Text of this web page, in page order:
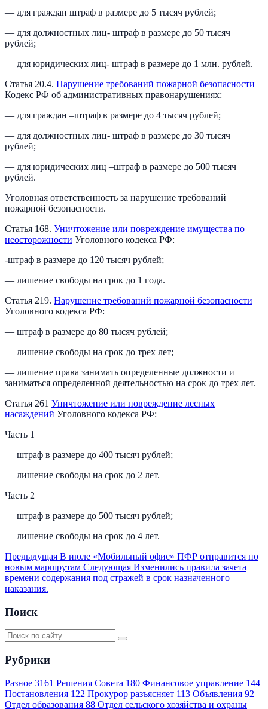
— для граждан штраф в размере до 5 тысяч рублей;
— для должностных лиц- штраф в размере до 50 тысяч
рублей;
— для юридических лиц- штраф в размере до 1 млн. рублей.
Статья 20.4. Нарушение требований пожарной безопасности
Кодекс РФ об административных правонарушениях:
— для граждан –штраф в размере до 4 тысяч рублей;
— для должностных лиц- штраф в размере до 30 тысяч
рублей;
— для юридических лиц –штраф в размере до 500 тысяч
рублей.
Уголовная ответственность за нарушение требований
пожарной безопасности.
Статья 168. Уничтожение или повреждение имущества по
неосторожности Уголовного кодекса РФ:
-штраф в размере до 120 тысяч рублей;
— лишение свободы на срок до 1 года.
Статья 219. Нарушение требований пожарной безопасности
Уголовного кодекса РФ:
— штраф в размере до 80 тысяч рублей;
— лишение свободы на срок до трех лет;
— лишение права занимать определенные должности и
заниматься определенной деятельностью на срок до трех лет.
Статья 261 Уничтожение или повреждение лесных
насаждений Уголовного кодекса РФ:
Часть 1
— штраф в размере до 400 тысяч рублей;
— лишение свободы на срок до 2 лет.
Часть 2
— штраф в размере до 500 тысяч рублей;
— лишение свободы на срок до 4 лет.
Предыдущая В июле «Мобильный офис» ПФР отправится по
новым маршрутам Следующая Изменились правила зачета
времени содержания под стражей в срок назначенного
наказания.
Поиск
Рубрики
Разное 3161 Решения Совета 180 Финансовое управление 144
Постановления 122 Прокурор разъясняет 113 Объявления 92
Отдел образования 88 Отдел сельского хозяйства и охраны